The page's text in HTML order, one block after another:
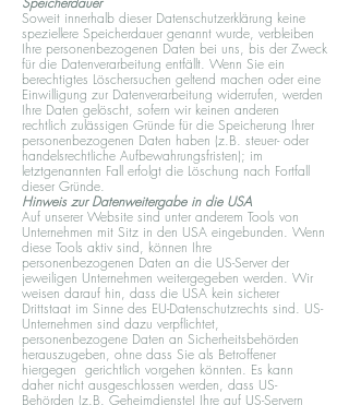
Soweit innerhalb dieser Datenschutzerklärung keine
speziellere Speicherdauer genannt wurde, verbleiben
Ihre personenbezogenen Daten bei uns, bis der Zweck
für die Datenverarbeitung entfällt. Wenn Sie ein
berechtigtes Löschersuchen geltend machen oder eine
Einwilligung zur Datenverarbeitung widerrufen, werden
Ihre Daten gelöscht, sofern wir keinen anderen
rechtlich zulässigen Gründe für die Speicherung Ihrer
personenbezogenen Daten haben (z.B. steuer- oder
handelsrechtliche Aufbewahrungsfristen); im
letztgenannten Fall erfolgt die Löschung nach Fortfall
dieser Gründe.
Hinweis zur Datenweitergabe in die USA
Auf unserer Website sind unter anderem Tools von
Unternehmen mit Sitz in den USA eingebunden. Wenn
diese Tools aktiv sind, können Ihre
personenbezogenen Daten an die US-Server der
jeweiligen Unternehmen weitergegeben werden. Wir
weisen darauf hin, dass die USA kein sicherer
Drittstaat im Sinne des EU-Datenschutzrechts sind. US-
Unternehmen sind dazu verpflichtet,
personenbezogene Daten an Sicherheitsbehörden
herauszugeben, ohne dass Sie als Betroffener
hiergegen gerichtlich vorgehen könnten. Es kann
daher nicht ausgeschlossen werden, dass US-
Behörden (z.B. Geheimdienste) Ihre auf US-Servern